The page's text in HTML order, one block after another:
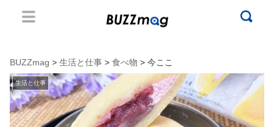
BUZZmag > 生活と仕事 > 食べ物 > 今ここ
生活と仕事